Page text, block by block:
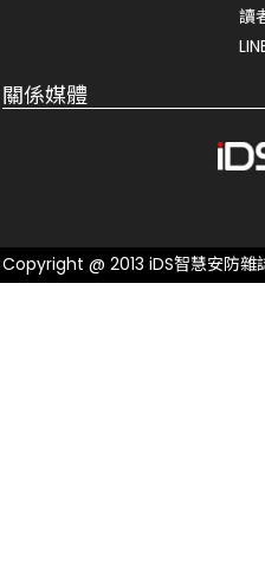
讀
關係媒體
Copyright @ 2013 iDS智慧安防雜